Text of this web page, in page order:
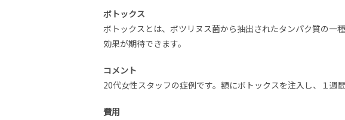
ボトックス
ボトックスとは、ボツリヌス菌から抽出されたタンパク質の一
効果が期待できます。
コメント
20代女性スタッフの症例です。額にボトックスを注入し、１週
費用